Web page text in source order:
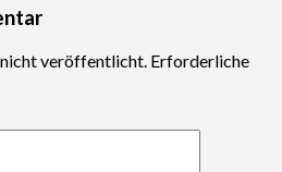
veröffentlicht. Erforderliche